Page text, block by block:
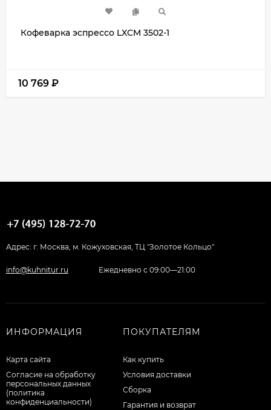
Кофеварка эспрессо LXCM 3502-1
10 769 ₽
Адрес: г. Москва, м. Кожуховская, ТЦ "Золотое Кольцо"
info@kuhnitur.ru Ежедневно с 09:00—21:00
ИНФОРМАЦИЯ
Карта сайта
Согласие на обработку
персональных данных
(политика
конфиденциальности)
ПОКУПАТЕЛЯМ
Как купить
Условия доставки
Сборка
Гарантия и возврат